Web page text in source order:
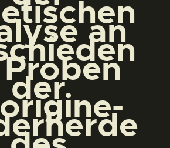
an
der
RESSOURCEN
RESSOURCEN